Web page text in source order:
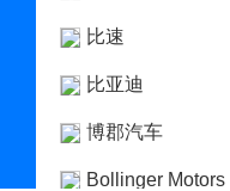
比速
比亚迪
博郡汽车
Bollinger Motors